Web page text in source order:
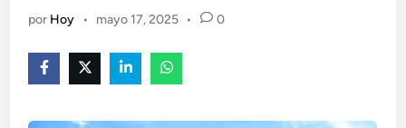
por Hoy • mayo 17, 2025 • 0